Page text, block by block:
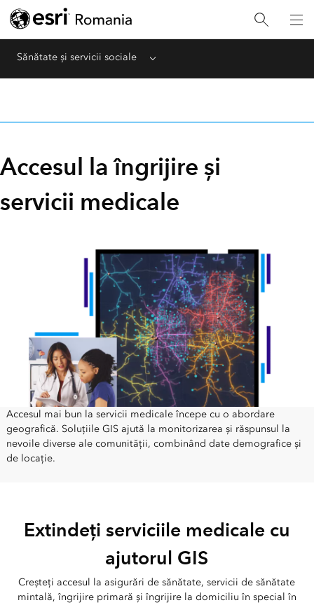
Sănătate și servicii sociale Menu
Accesul la îngrijire și
servicii medicale
Accesul mai bun la servicii medicale începe cu o abordare
geografică. Soluțiile GIS ajută la monitorizarea și răspunsul la
nevoile diverse ale comunității, combinând date demografice și
de locație.
Extindeți serviciile medicale cu
ajutorul GIS
Creșteți accesul la asigurări de sănătate, servicii de sănătate
mintală, îngrijire primară și îngrijire la domiciliu în special în